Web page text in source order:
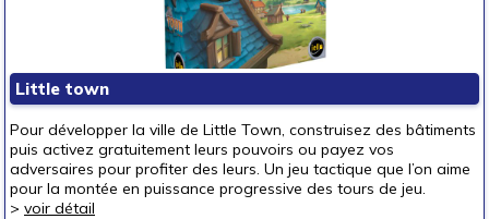
autour de 40 €
(6)
autour de 50 €
(3)
50 € et au-delà
Little town
Pour développer la ville de Little Town, construisez des bâtiments
puis activez gratuitement leurs pouvoirs ou payez vos
adversaires pour profiter des leurs. Un jeu tactique que l’on aime
pour la montée en puissance progressive des tours de jeu.
> voir détail